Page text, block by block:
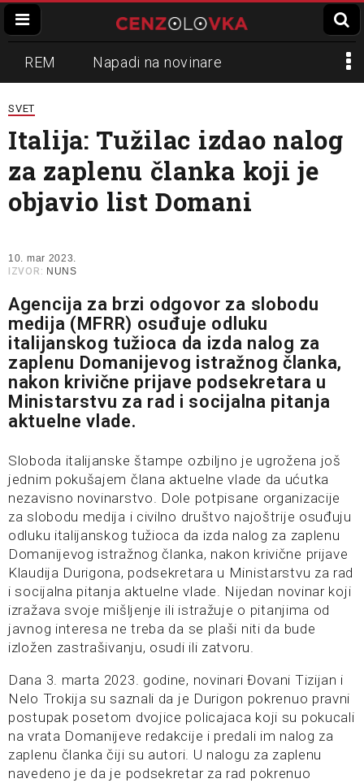
REM Napadi na novinare
Zvučni top
Propaganda Lokalni mediji
Informer Slavko Ćuruvija
SVET
Italija: Tužilac izdao nalog
za zaplenu članka koji je
objavio list Domani
10. mar 2023.
IZVOR: NUNS
Agencija za brzi odgovor za slobodu
medija (MFRR) osuđuje odluku
italijanskog tužioca da izda nalog za
zaplenu Domanijevog istražnog članka,
nakon krivične prijave podsekretara u
Ministarstvu za rad i socijalna pitanja
aktuelne vlade.
Sloboda italijanske štampe ozbiljno je ugrožena još
jednim pokušajem člana aktuelne vlade da ućutka
nezavisno novinarstvo. Dole potpisane organizacije
za slobodu medija i civilno društvo najoštrije osuđuju
odluku italijanskog tužioca da izda nalog za zaplenu
Domanijevog istražnog članka, nakon krivične prijave
Klaudija Durigona, podsekretara u Ministarstvu za rad
i socijalna pitanja aktuelne vlade. Nijedan novinar koji
izražava svoje mišljenje ili istražuje o pitanjima od
javnog interesa ne treba da se plaši niti da bude
izložen zastrašivanju, osudi ili zatvoru.
Dana 3. marta 2023. godine, novinari Đovani Tizijan i
Nelo Trokija su saznali da je Durigon pokrenuo pravni
postupak posetom dvojice policajaca koji su pokucali
na vrata Domanijeve redakcije i predali im nalog za
zaplenu članka čiji su autori. U nalogu za zaplenu
navedeno je da je podsekretar za rad pokrenuo